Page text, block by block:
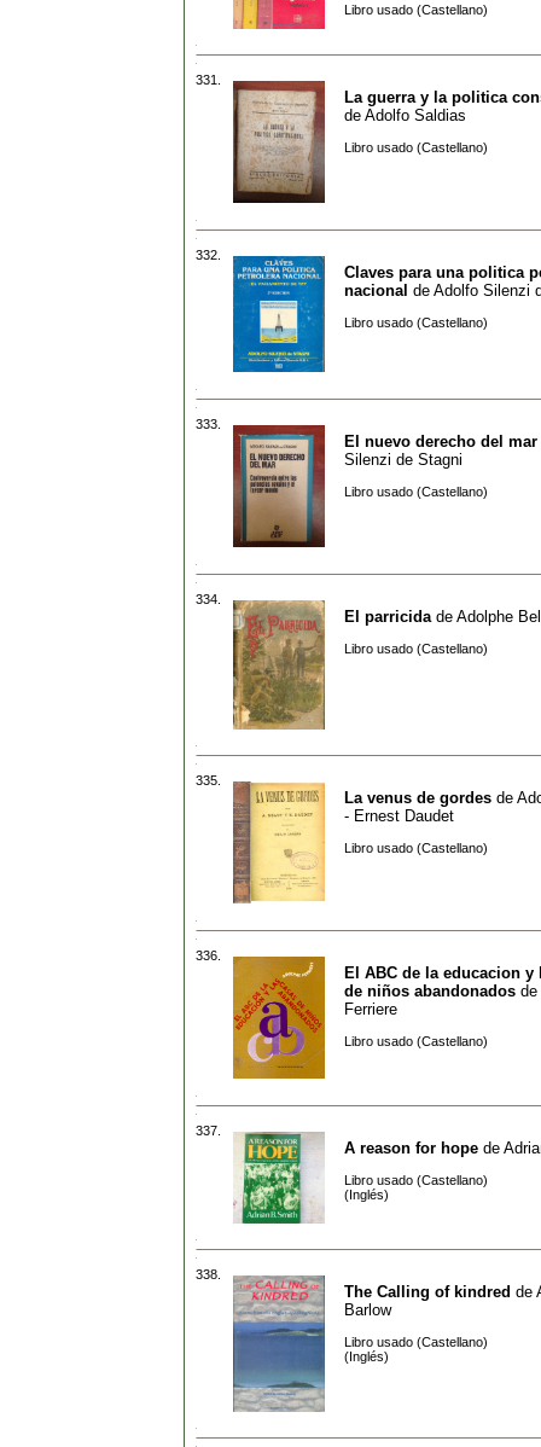
Libro usado (Castellano)
331.
La guerra y la politica
de Adolfo Saldias
Libro usado (Castellano)
332.
Claves para una politica
nacional de Adolfo Silenzi
Libro usado (Castellano)
333.
El nuevo derecho del mar
Silenzi de Stagni
Libro usado (Castellano)
334.
El parricida de Adolphe
Libro usado (Castellano)
335.
La venus de gordes de
- Ernest Daudet
Libro usado (Castellano)
336.
El ABC de la educacion y
de niños abandonados de
Ferriere
Libro usado (Castellano)
337.
A reason for hope de
Libro usado (Castellano)
(Inglés)
338.
The Calling of kindred de
Barlow
Libro usado (Castellano)
(Inglés)